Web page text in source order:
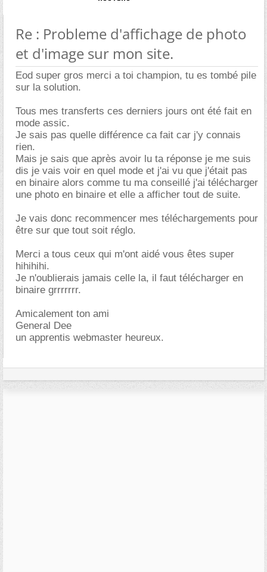
Re : Probleme d'affichage de photo
et d'image sur mon site.
Eod super gros merci a toi champion, tu es tombé pile
sur la solution.
Tous mes transferts ces derniers jours ont été fait en
mode assic.
Je sais pas quelle différence ca fait car j'y connais
rien.
Mais je sais que après avoir lu ta réponse je me suis
dis je vais voir en quel mode et j'ai vu que j'était pas
en binaire alors comme tu ma conseillé j'ai télécharger
une photo en binaire et elle a afficher tout de suite.
Je vais donc recommencer mes téléchargements pour
être sur que tout soit réglo.
Merci a tous ceux qui m'ont aidé vous êtes super
hihihihi.
Je n'oublierais jamais celle la, il faut télécharger en
binaire grrrrrrr.
Amicalement ton ami
General Dee
un apprentis webmaster heureux.